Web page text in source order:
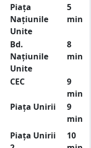
Piața
Națiunile
Unite
5
min
Bd.
Națiunile
Unite
8
min
CEC
9
min
Piața Unirii
9
min
Piața Unirii
10